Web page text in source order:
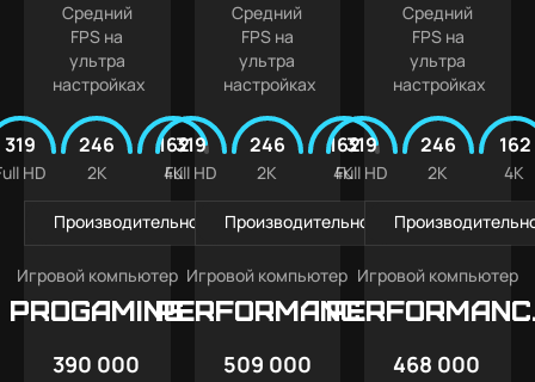
Средний
FPS на
ультра
настройках
319
HD
246
2K
162
4K
Производительность в играх
Игровой компьютер
PROGAMING
390 000
Средний
FPS на
ультра
настройках
319
Full HD
246
2K
162
4K
Производительность в играх
Игровой компьютер
PERFORMANCE
509 000
Средний
FPS на
ультра
настройках
319
Full HD
246
2K
162
4K
Игровой компьютер
468 000